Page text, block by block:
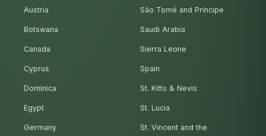
Austria
Botswana
Canada
Cyprus
Dominica
Egypt
Germany
São Tomé and Príncipe
Saudi Arabia
Sierra Leone
Spain
St. Kitts & Nevis
St. Lucia
St. Vincent and the